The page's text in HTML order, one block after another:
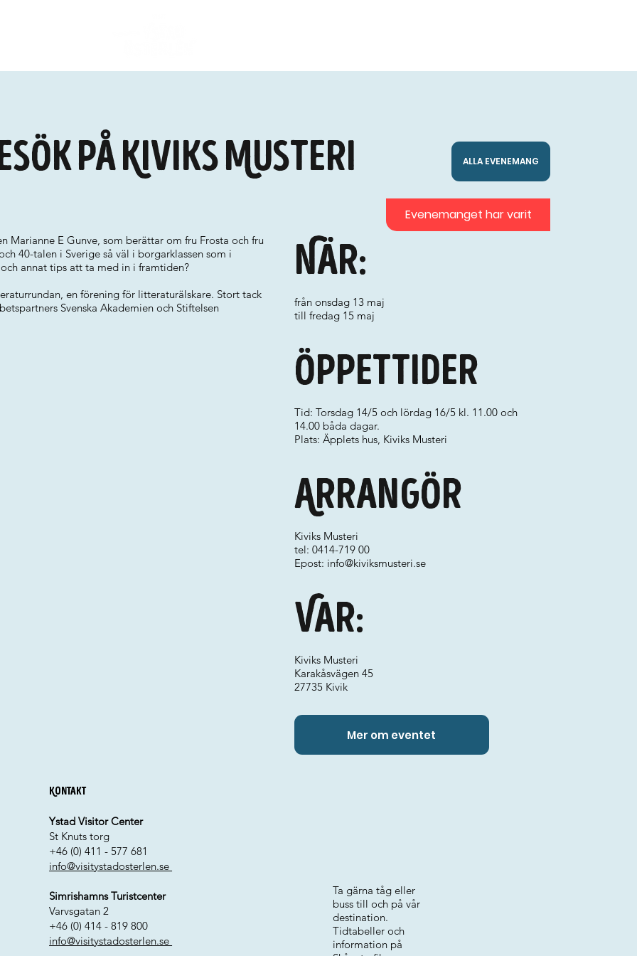
på Kiviks Musteri ALLA EVENEMANG
Marianne E Gunve, som berättar om fru Frosta och fru
40-talen i Sverige så väl i borgarklassen som i
annat tips att ta med in i framtiden?
en förening för litteraturälskare. Stort tack
Svenska Akademien och Stiftelsen
När:
från onsdag 13 maj
till fredag 15 maj
Var:
Arrangör
Kiviks Musteri
tel: 0414-719 00
Epost: info@kiviksmusteri.se
Kiviks Musteri
Karakåsvägen 45
27735 Kivik
Öppettider
Tid: Torsdag 14/5 och lördag 16/5 kl. 11.00 och
14.00 båda dagar.
Plats: Äpplets hus, Kiviks Musteri
Mer om eventet
Evenemanget har varit
Kontakt
Ystad Visitor Center
St Knuts torg
+46 (0) 411 - 577 681
info@visitystadosterlen.se
Simrishamns Turistcenter
Varvsgatan 2
+46 (0) 414 - 819 800
info@visitystadosterlen.se
Ta gärna tåg eller
buss till och på vår
destination.
Tidtabeller och
information på